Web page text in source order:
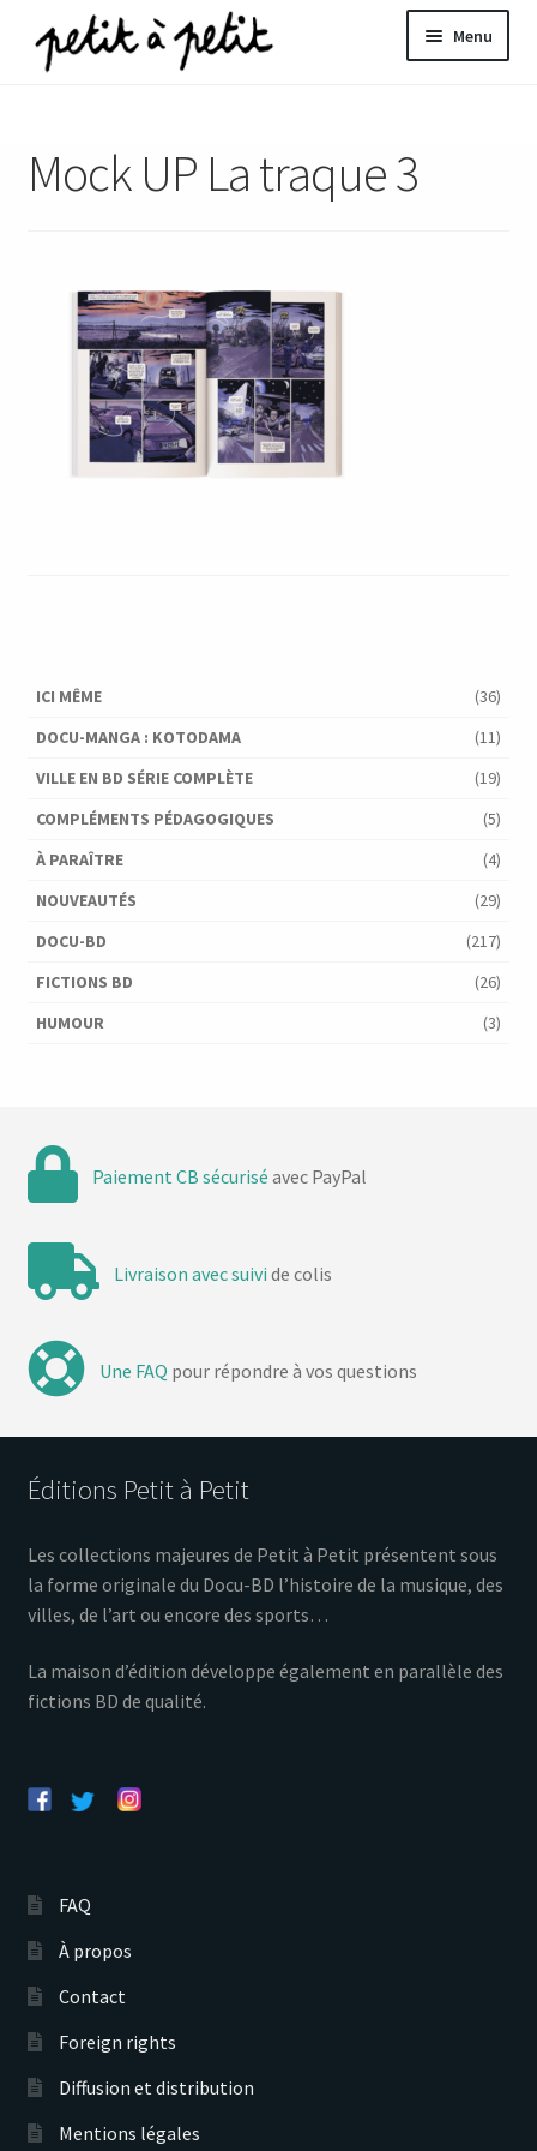
Aller
à
Aller
au
Menu
Mock UP La traque 3
ICI MÊME
(36)
DOCU-MANGA : KOTODAMA
(11)
VILLE EN BD SÉRIE COMPLÈTE
(19)
COMPLÉMENTS PÉDAGOGIQUES
(5)
À PARAÎTRE
(4)
NOUVEAUTÉS
(29)
DOCU-BD
(217)
FICTIONS BD
(26)
HUMOUR
(3)
Paiement CB sécurisé avec PayPal
Livraison avec suivi de colis
Une FAQ pour répondre à vos questions
Éditions Petit à Petit
Les collections majeures de Petit à Petit présentent sous
la forme originale du Docu-BD l’histoire de la musique, des
villes, de l’art ou encore des sports…
La maison d’édition développe également en parallèle des
fictions BD de qualité.
FAQ
À propos
Contact
Foreign rights
Diffusion et distribution
Mentions légales